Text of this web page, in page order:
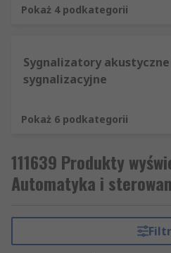
Pokaż 4 podkategorii
Sygnalizatory
sygnalizacyjne
Pokaż 6 podkategorii
111639 Produkty
Automatyka i